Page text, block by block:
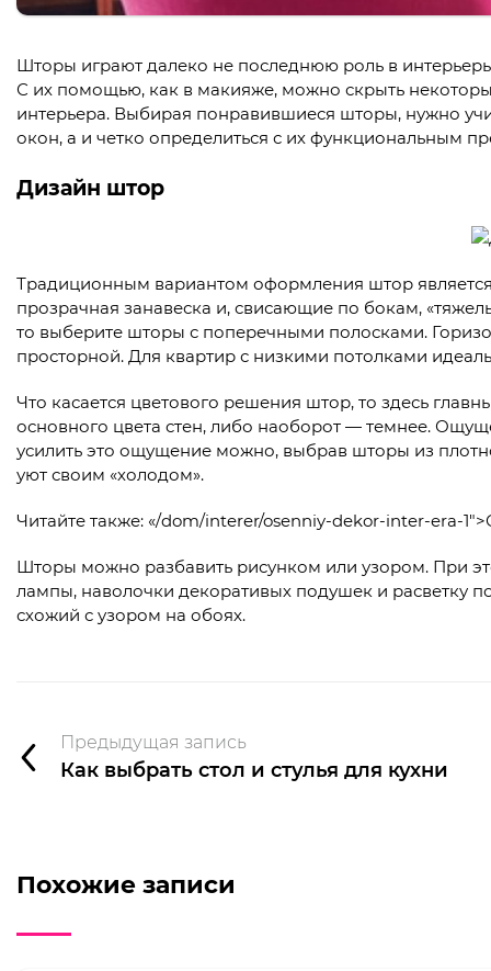
Шторы играют далеко не последнюю роль в
С их помощью, как в макияже, можно скрыть
интерьера. Выбирая понравившиеся шторы, нужно
окон, а и четко определиться с их функциональным
Дизайн штор
Традиционным вариантом оформления штор является
прозрачная занавеска и, свисающие по бокам,
то выберите шторы с поперечными полосками.
просторной. Для квартир с низкими потолками
Что касается цветового решения штор, то здесь
основного цвета стен, либо наоборот — темнее.
усилить это ощущение можно, выбрав шторы из
уют своим «холодом».
Читайте также: «/dom/interer/osenniy-dekor-inter-era-
Шторы можно разбавить рисунком или узором. При
лампы, наволочки декоративых подушек и расветку
схожий с узором на обоях.
Предыдущая запись
Как выбрать стол и стулья для кухни
Похожие записи